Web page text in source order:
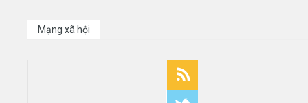
Mạng xã hội